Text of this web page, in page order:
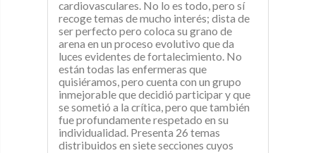
cardiovasculares. No lo es todo, pero sí
recoge temas de mucho interés; dista de
ser perfecto pero coloca su grano de
arena en un proceso evolutivo que da
luces evidentes de fortalecimiento. No
están todas las enfermeras que
quisiéramos, pero cuenta con un grupo
inmejorable que decidió participar y que
se sometió a la crítica, pero que también
fue profundamente respetado en su
individualidad. Presenta 26 temas
distribuidos en siete secciones cuyos